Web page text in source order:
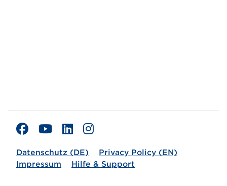
Datenschutz (DE)
Privacy Policy (EN)
Impressum
Hilfe & Support